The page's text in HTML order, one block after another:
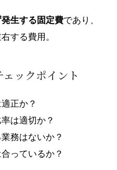
生する固定費であり、
する費用。
ックポイント
正か？
は適切か？
務はないか？
っているか？